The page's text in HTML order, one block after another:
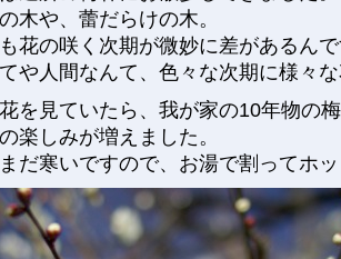
木や、蕾だらけの木。
花の咲く次期が微妙に差があるん
や人間なんて、色々な次期に様々
を見ていたら、我が家の10年物の
楽しみが増えました。
だ寒いですので、お湯で割ってホ